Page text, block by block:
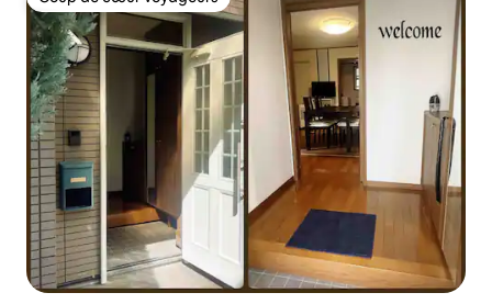
Coup de cœur voyageurs